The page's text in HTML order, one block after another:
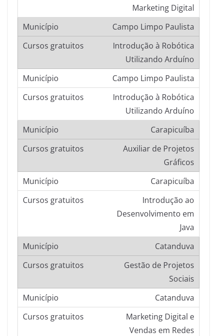
Marketing Digital
Campo Limpo Paulista
Introdução à Robótica
Utilizando Arduíno
Campo Limpo Paulista
Introdução à Robótica
Utilizando Arduíno
Carapicuíba
Auxiliar de Projetos
Gráficos
Carapicuíba
Introdução ao
Desenvolvimento em
Java
Catanduva
Gestão de Projetos
Sociais
Catanduva
Marketing Digital e
Vendas em Redes